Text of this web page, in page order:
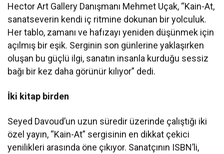
Hector Art Gallery Danışmanı Mehmet Uçak, “Kain-At,
sanatseverin kendi iç ritmine dokunan bir yolculuk.
Her tablo, zamanı ve hafızayı yeniden düşünmek için
açılmış bir eşik. Serginin son günlerine yaklaşırken
oluşan bu güçlü ilgi, sanatın insanla kurduğu sessiz
bağı bir kez daha görünür kılıyor” dedi.
İki kitap birden
Seyed Davoud’un uzun süredir üzerinde çalıştığı iki
özel yayın, “Kain-At” sergisinin en dikkat çekici
yenilikleri arasında öne çıkıyor. Sanatçının ISBN’li,